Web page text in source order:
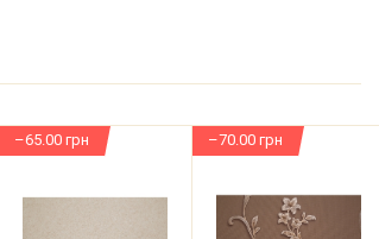
–65.00 грн –70.00 грн